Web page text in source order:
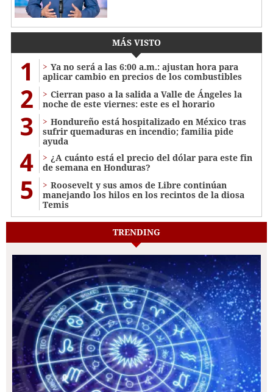
MÁS VISTO
1
Ya no será a las 6:00 a.m.: ajustan hora para
aplicar cambio en precios de los combustibles
2
Cierran paso a la salida a Valle de Ángeles la
noche de este viernes: este es el horario
3
Hondureño está hospitalizado en México tras
sufrir quemaduras en incendio; familia pide
ayuda
4
¿A cuánto está el precio del dólar para este fin
de semana en Honduras?
5
Roosevelt y sus amos de Libre continúan
manejando los hilos en los recintos de la diosa
Temis
TRENDING